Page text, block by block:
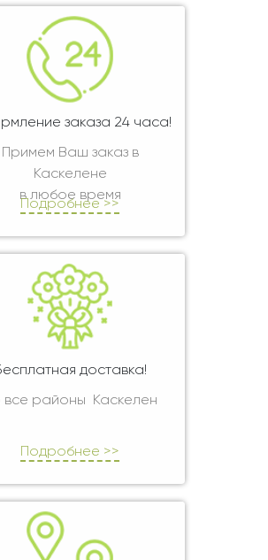
заказа 24 часа!
Примем Ваш заказ в
Каскелене
в любое время
Подробнее >>
доставка!
все районы Каскелен
Подробнее >>